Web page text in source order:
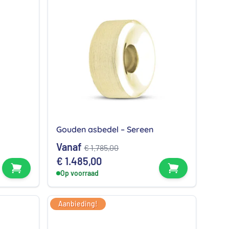
Bekijk product
Gouden asbedel – Sereen
Vanaf€1.785,00
Oorspronkelijke
prijs
was:
€ 1.785,00.
€ 1.485,00Huidige
is:
€ 1.485,00.
Op voorraad
Bekijk
Aanbieding!